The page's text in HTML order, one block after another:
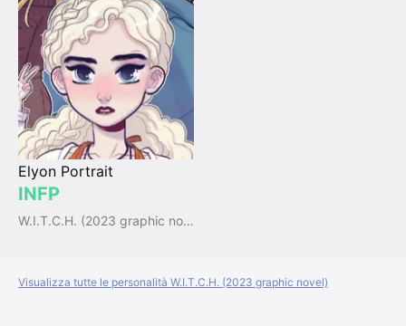
Elyon Portrait
INFP
W.I.T.C.H. (2023 graphic novel)
Visualizza tutte le personalità W.I.T.C.H. (2023 graphic novel)